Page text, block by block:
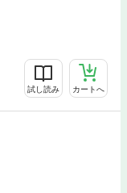
試し読み カートへ